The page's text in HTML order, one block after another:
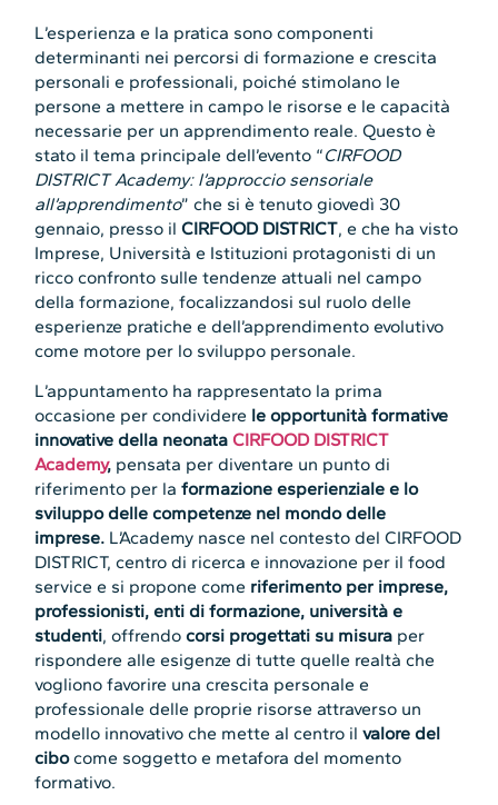
L’esperienza e la pratica sono componenti
determinanti nei percorsi di formazione e crescita
personali e professionali, poiché stimolano le
persone a mettere in campo le risorse e le capacità
necessarie per un apprendimento reale. Questo è
stato il tema principale dell’evento “CIRFOOD
DISTRICT Academy: l’approccio sensoriale
all’apprendimento” che si è tenuto giovedì 30
gennaio, presso ilCIRFOOD DISTRICT, e che ha visto
Imprese, Università e Istituzioni protagonisti di un
ricco confronto sulle tendenze attuali nel campo
della formazione, focalizzandosi sul ruolo delle
esperienze pratiche e dell’apprendimento evolutivo
come motore per lo sviluppo personale.
L’appuntamento ha rappresentato la prima
occasione per condividere le opportunità formative
innovative della neonataCIRFOOD DISTRICT
Academy, pensata per diventare un punto di
riferimento per laformazione esperienziale e lo
sviluppo delle competenze nel mondo delle
imprese. L’Academy nasce nel contesto del CIRFOOD
DISTRICT, centro di ricerca e innovazione per il food
service e si propone come riferimento per imprese,
professionisti, enti di formazione, università e
studenti, offrendocorsi progettati su misura per
rispondere alle esigenze di tutte quelle realtà che
vogliono favorire una crescita personale e
professionale delle proprie risorse attraverso un
modello innovativo che mette al centro ilvalore del
cibocome soggetto e metafora del momento
formativo.